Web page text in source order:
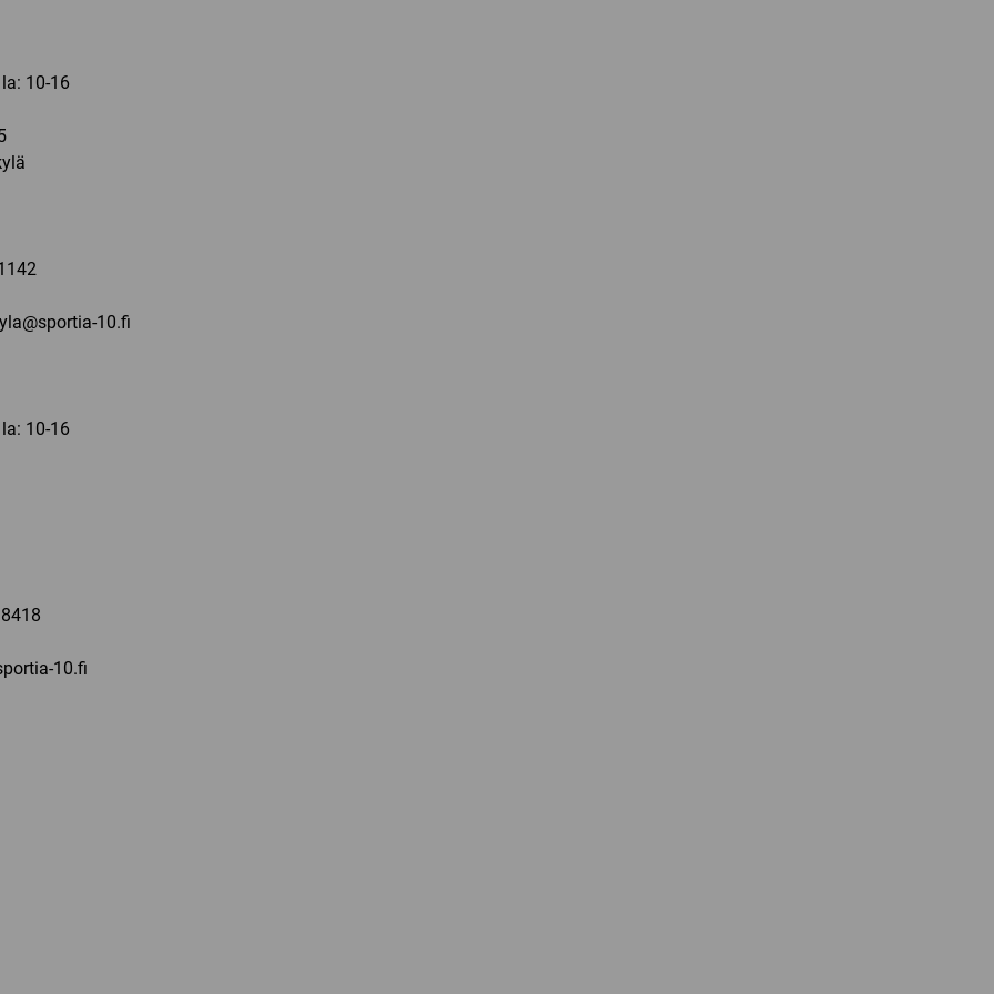
10-16
10.fi
10-16
10.fi